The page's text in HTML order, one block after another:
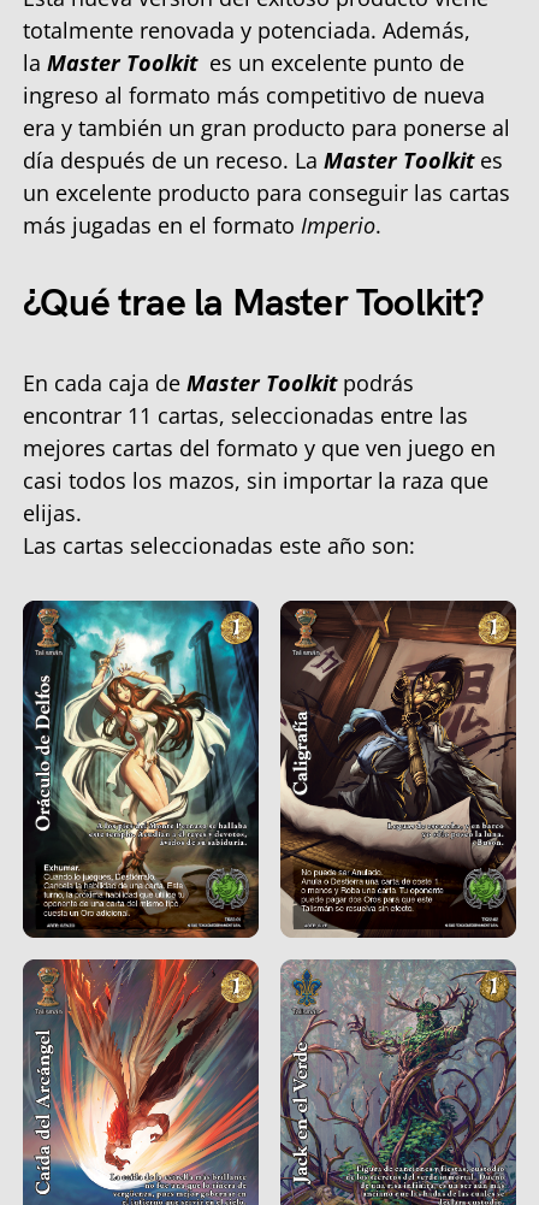
totalmente renovada y potenciada. Además,
la Master Toolkit es un excelente punto de
ingreso al formato más competitivo de nueva
era y también un gran producto para ponerse al
día después de un receso. La Master Toolkit es
un excelente producto para conseguir las cartas
más jugadas en el formato Imperio.
¿Qué trae la Master Toolkit?
En cada caja de Master Toolkitpodrás
encontrar 11 cartas, seleccionadas entre las
mejores cartas del formato y que ven juego en
casi todos los mazos, sin importar la raza que
elijas.
Las cartas seleccionadas este año son: